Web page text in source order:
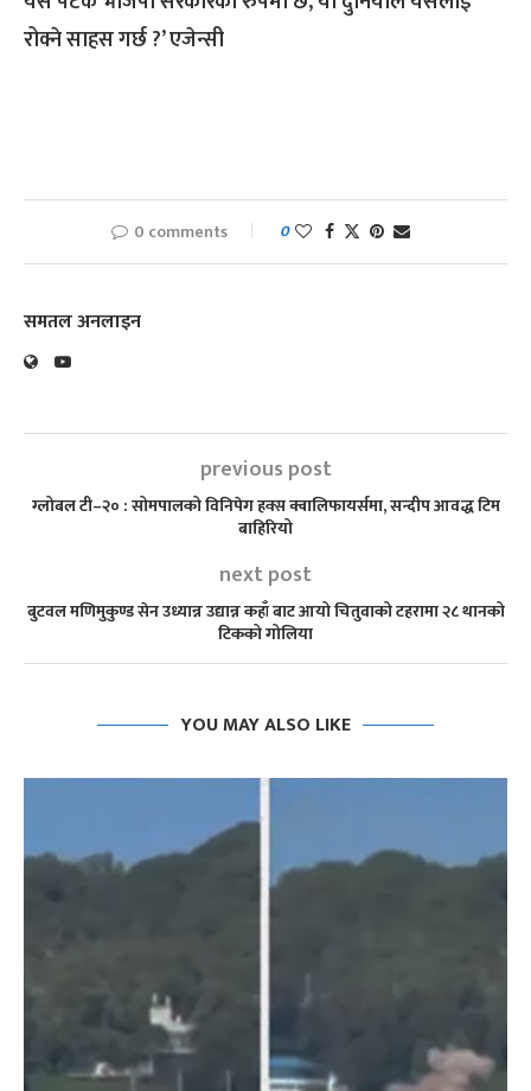
रोक्ने साहस गर्छ ?’ एजेन्सी
0 comments 0
समतल अनलाइन
previous post
ग्लोबल टी–२० : सोमपालको विनिपेग हक्स क्वालिफायर्समा, सन्दीप आवद्ध टिम
बाहिरियो
next post
बुटवल मणिमुकुण्ड सेन उध्यान्न उद्यान्न कहाँ बाट आयो चितुवाको टहरामा २८ थानको
टिकको गोलिया
YOU MAY ALSO LIKE